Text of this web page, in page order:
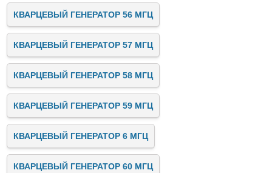
КВАРЦЕВЫЙ ГЕНЕРАТОР 56 МГЦ
КВАРЦЕВЫЙ ГЕНЕРАТОР 57 МГЦ
КВАРЦЕВЫЙ ГЕНЕРАТОР 58 МГЦ
КВАРЦЕВЫЙ ГЕНЕРАТОР 59 МГЦ
КВАРЦЕВЫЙ ГЕНЕРАТОР 6 МГЦ
КВАРЦЕВЫЙ ГЕНЕРАТОР 60 МГЦ